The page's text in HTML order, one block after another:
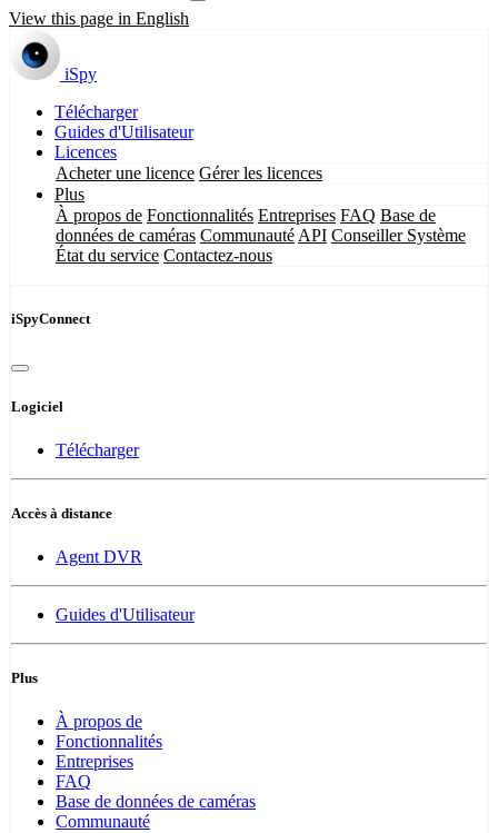
View this page in English
iSpy
Télécharger
Guides d'Utilisateur
Licences
Acheter une licence Gérer les licences
Plus
À propos de Fonctionnalités Entreprises FAQ Base de
données de caméras Communauté API Conseiller Système
État du service Contactez-nous
iSpyConnect
Logiciel
Télécharger
Accès à distance
Agent DVR
Guides d'Utilisateur
Plus
À propos de
Fonctionnalités
Entreprises
FAQ
Base de données de caméras
Communauté